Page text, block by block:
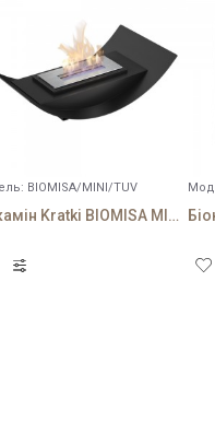
BIOMISA/MINI/TUV
Біокамін Kratki BIOMISA MINI чорний